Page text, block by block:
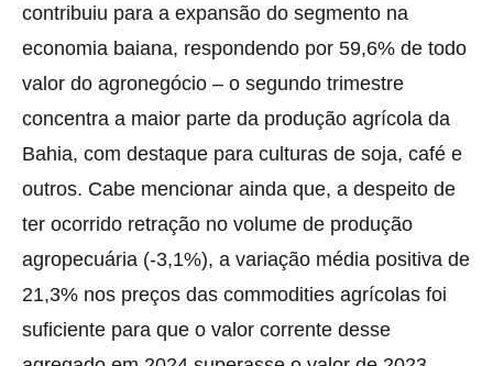
contribuiu para a expansão do segmento na
economia baiana, respondendo por 59,6% de todo
valor do agronegócio – o segundo trimestre
concentra a maior parte da produção agrícola da
Bahia, com destaque para culturas de soja, café e
outros. Cabe mencionar ainda que, a despeito de
ter ocorrido retração no volume de produção
agropecuária (-3,1%), a variação média positiva de
21,3% nos preços das commodities agrícolas foi
suficiente para que o valor corrente desse